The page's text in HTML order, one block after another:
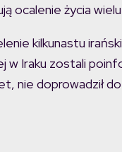
ocalenie życia
kilkunastu
w Iraku zostali
nie doprowadził